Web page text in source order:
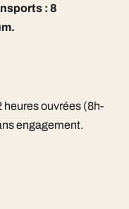
: 8
heures ouvrées (8h-
engagement.